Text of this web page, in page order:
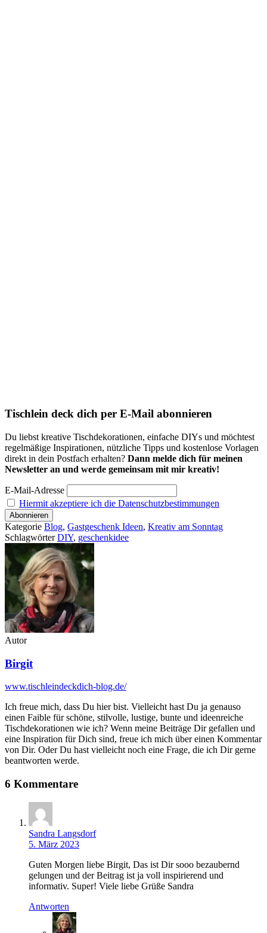
Tischlein deck dich per E-Mail abonnieren
Du liebst kreative Tischdekorationen, einfache DIYs und möchtest
regelmäßige Inspirationen, nützliche Tipps und kostenlose Vorlagen
direkt in dein Postfach erhalten? Dann melde dich für meinen
Newsletter an und werde gemeinsam mit mir kreativ!
E-Mail-Adresse
Hiermit akzeptiere ich die Datenschutzbestimmungen
Kategorie Blog, Gastgeschenk Ideen, Kreativ am Sonntag
SchlagwörterDIY, geschenkidee
Autor
Birgit
www.tischleindeckdich-blog.de/
Ich freue mich, dass Du hier bist. Vielleicht hast Du ja genauso
einen Faible für schöne, stilvolle, lustige, bunte und ideenreiche
Tischdekorationen wie ich? Wenn meine Beiträge Dir gefallen und
eine Inspiration für Dich sind, freue ich mich über einen Kommentar
von Dir. Oder Du hast vielleicht noch eine Frage, die ich Dir gerne
beantworten werde.
6 Kommentare
Sandra Langsdorf
5. März 2023
Guten Morgen liebe Birgit, Das ist Dir sooo bezaubernd
gelungen und der Beitrag ist ja voll inspirierend und
informativ. Super! Viele liebe Grüße Sandra
Antworten